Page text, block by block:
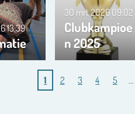
13:39
Clubkampioe
n 2025
30 mrt 2026 09:02
1 2 3 4 5